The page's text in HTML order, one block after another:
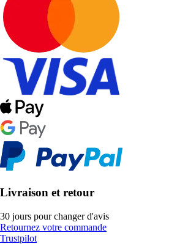
Livraison et retour
30 jours pour changer d'avis
Retournez votre commande
Trustpilot